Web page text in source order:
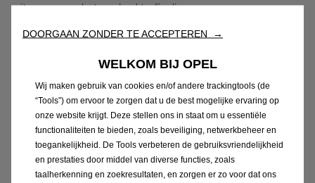
uitvoeren om het aanbod te finaliseren.
BEREKEN MIJN OVERNAMEWAARDE
DOORGAAN ZONDER TE ACCEPTEREN →
WELKOM BIJ OPEL
Wij maken gebruik van cookies en/of andere trackingtools (de
“Tools”) om ervoor te zorgen dat u de best mogelijke ervaring op
onze website krijgt. Deze stellen ons in staat om u essentiële
functionaliteiten te bieden, zoals beveiliging, netwerkbeheer en
toegankelijkheid. De Tools verbeteren de gebruiksvriendelijkheid
en prestaties door middel van diverse functies, zoals
taalherkenning en zoekresultaten, en zorgen er zo voor dat ons